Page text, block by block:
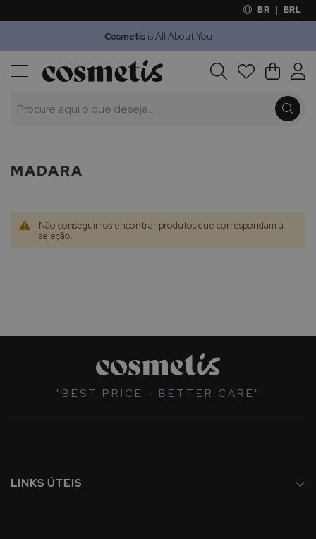
BR | BRL
Cosmetisis All About You
Procura O Meu
Outlet
MADARA
Não conseguimos encontrar produtos que correspondam à
seleção.
"BEST PRICE - BETTER CARE"
LINKS ÚTEIS